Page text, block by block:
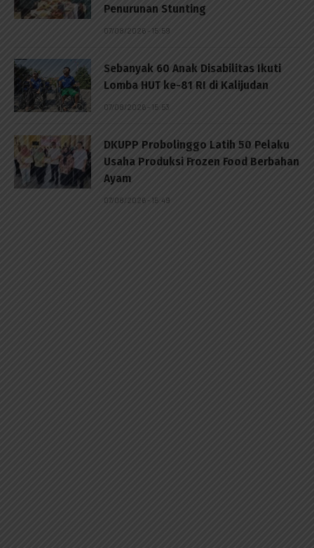
Penurunan Stunting
07/08/2026 - 15:59
Sebanyak 60 Anak Disabilitas Ikuti
Lomba HUT ke-81 RI di Kalijudan
07/08/2026 - 15:53
DKUPP Probolinggo Latih 50 Pelaku
Usaha Produksi Frozen Food Berbahan
Ayam
07/08/2026 - 15:49